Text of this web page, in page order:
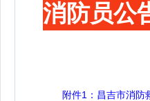
消防员公
附件1：昌吉市消防救